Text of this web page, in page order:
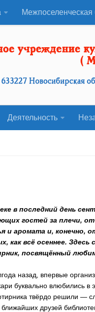
Межпоселенческая
Деятельность
в последний день
гостей за плечи, от
и аромата и, конечно,
как всё осеннее. Здесь
посвящённый
назад, впервые
буквально влюбились в
твёрдо решили —
друзей